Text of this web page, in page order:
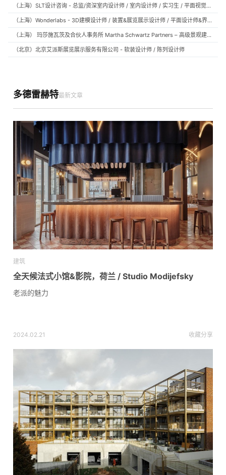
（上海）SLT设计咨询 - 总监/资深室内设计师 / 室内设计师 / 实习生 / 平面视觉设计师 / 项目经理/中后期负责人 / 媒体公关负责人 / 服务体验设计师
（上海）Wonderlabs - 3D建模设计师 / 装置&展览展示设计师 / 平面设计师&界面设计方向
（上海） 玛莎施瓦茨及合伙人事务所 Martha Schwartz Partners – 高级景观建筑师 Senior Landscape Designer / 景观建筑师 Landscape Designer
（北京）北京艾派斯展览展示服务有限公司 - 软装设计师 / 陈列设计师
多德雷赫特最新文章
建筑
全天候法式小馆&影院，荷兰 / Studio Modijefsky
老派的魅力
2024.02.21 收藏分享